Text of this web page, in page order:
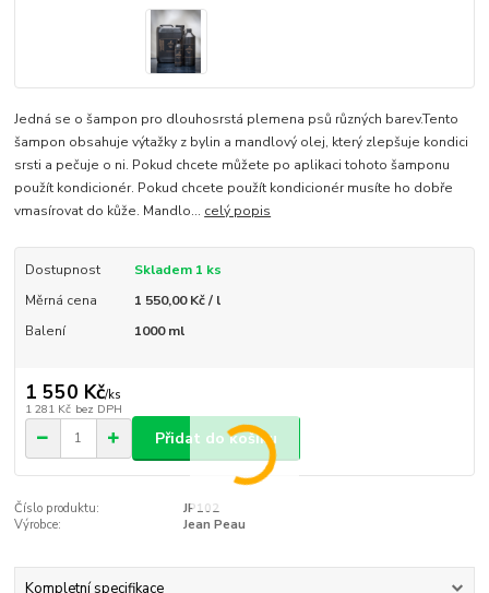
Jedná se o šampon pro dlouhosrstá plemena psů různých barev.Tento
šampon obsahuje výtažky z bylin a mandlový olej, který zlepšuje kondici
srsti a pečuje o ni. Pokud chcete můžete po aplikaci tohoto šamponu
použít kondicionér. Pokud chcete použít kondicionér musíte ho dobře
vmasírovat do kůže. Mandlo... celý popis
Dostupnost
Skladem 1 ks
Měrná cena
1 550,00 Kč / l
Balení
1000 ml
1 550 Kč/ks
1 281 Kč bez DPH
Přidat do košíku
Číslo produktu:
JP102
Výrobce:
Jean Peau
Kompletní specifikace